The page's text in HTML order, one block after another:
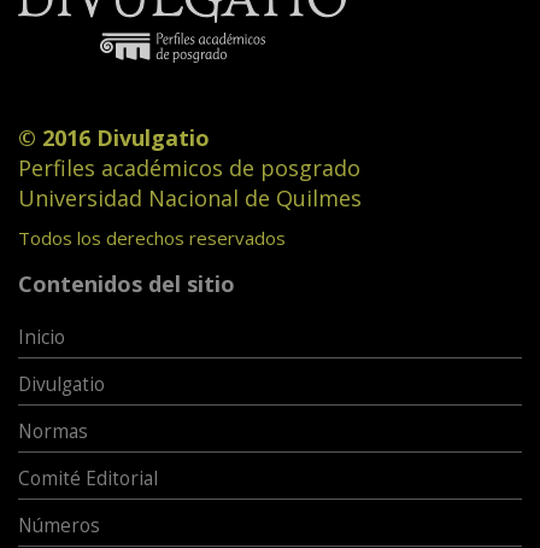
© 2016 Divulgatio
Perfiles académicos de posgrado
Universidad Nacional de Quilmes
Todos los derechos reservados
Contenidos del sitio
Inicio
Divulgatio
Normas
Comité Editorial
Números